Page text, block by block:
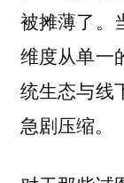
被摊薄了。
维度从单一
统生态与线
急剧压缩。